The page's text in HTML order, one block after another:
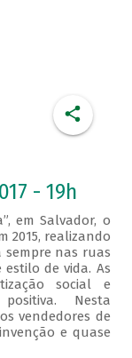
- 19h
em Salvador, o
2015, realizando
sempre nas ruas
de vida. As
social e
Nesta
vendedores de
e quase